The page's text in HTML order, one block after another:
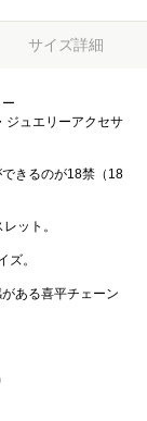
サイズ詳細
ジュエリーアクセサ
きるのが18禁（18
ット。
ズ。
ある喜平チェーン